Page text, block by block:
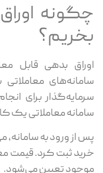
چگونه
بخریم؟
اوراق بدهی قابل
سامانه‌های
سرمایه‌گذار برای
سامانه معاملاتی یک
پس از ورود به
خرید ثبت کرد. قیمت
موجود تعیین می‌شود.